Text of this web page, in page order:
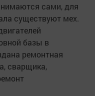
сами, для
существуют мех.
базы в
ремонтная
сварщика,